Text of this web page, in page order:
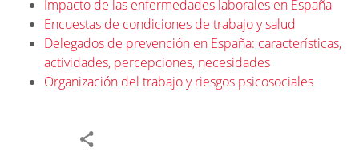
Impacto de las enfermedades laborales en España
Encuestas de condiciones de trabajo y salud
Delegados de prevención en España: características,
actividades, percepciones, necesidades
Organización del trabajo y riesgos psicosociales